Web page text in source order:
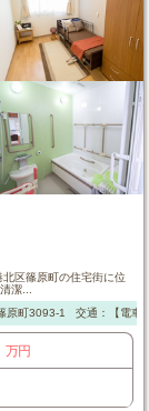
区篠原町の住宅街に位
潔...
原町3093-1 交通：【電車
万円